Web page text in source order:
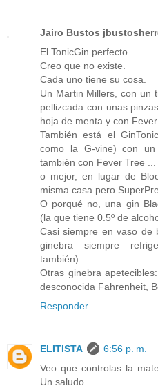
Jairo Bustos
El TonicGin perfecto......
Creo que no existe.
Cada uno tiene su cosa.
Un Martin Millers, con un
pellizcada con unas
hoja de menta y con
También está el
como la G-vine) con un
también con Fever Tree ...
o mejor, en lugar de
misma casa pero
O porqué no, una gin
(la que tiene 0.5º de
Casi siempre en vaso de
ginebra siempre
también).
Otras ginebra
desconocida Fahrenheit,
Responder
ELITISTA
6:56 p. m.
Veo que controlas la
Un saludo.